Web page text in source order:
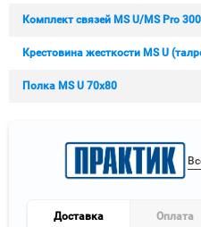
Комплект связей MS U/MS Pro
Крестовина жесткости MS U
Полка MS U 70х80
Доставка Оплата